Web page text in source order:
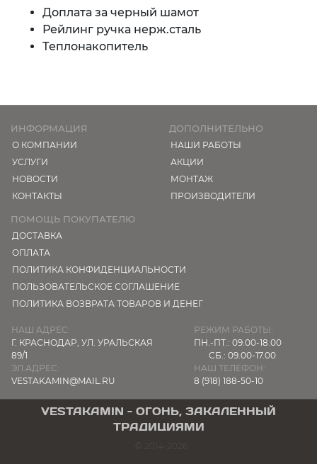
Доплата за черный шамот
Рейлинг ручка нерж.сталь
Теплонакопитель
ИНФОРМАЦИЯ
О КОМПАНИИ
УСЛУГИ
НОВОСТИ
КОНТАКТЫ
ДОПОЛНИТЕЛЬНО
НАШИ РАБОТЫ
АКЦИИ
МОНТАЖ
ПРОИЗВОДИТЕЛИ
ПОМОЩЬ ПОКУПАТЕЛЮ
ДОСТАВКА
ОПЛАТА
ПОЛИТИКА КОНФИДЕНЦИАЛЬНОСТИ
ПОЛЬЗОВАТЕЛЬСКОЕ СОГЛАШЕНИЕ
ПОЛИТИКА ВОЗВРАТА ТОВАРОВ И ДЕНЕГ
НАШ АДРЕС:
Г. КРАСНОДАР, УЛ. УРАЛЬСКАЯ
89/1
ЭЛ.АДРЕС:
VESTAKAMIN@MAIL.RU
РЕЖИМ РАБОТЫ:
ПН.-ПТ.: 09.00-18.00
СБ.: 09.00-17.00
НАШ ТЕЛЕФОН:
8 (918) 188-50-10
© 2014-2026
VESTAKAMIN - ОГОНЬ, ЗАКАЛЕННЫЙ
ТРАДИЦИЯМИ